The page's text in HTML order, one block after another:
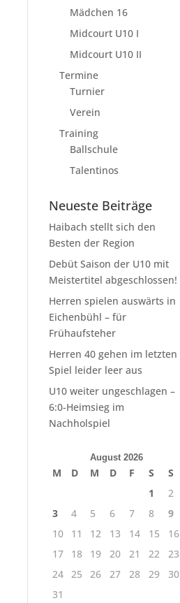
Mädchen 16
Midcourt U10 I
Midcourt U10 II
Termine
Turnier
Verein
Training
Ballschule
Talentinos
Neueste Beiträge
Haibach stellt sich den
Besten der Region
Debüt Saison der U10 mit
Meistertitel abgeschlossen!
Herren spielen auswärts in
Eichenbühl – für
Frühaufsteher
Herren 40 gehen im letzten
Spiel leider leer aus
U10 weiter ungeschlagen –
6:0-Heimsieg im
Nachholspiel
August 2026
M D M D F S
S
1
2
3
4 5 6 7 8
9
10
11 12 13 14 15
16
17
18 19 20 21 22
23
24 25 26 27 28 29
30
31